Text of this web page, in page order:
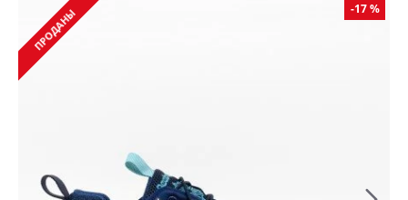
-17 %
ПРОДАНЫ